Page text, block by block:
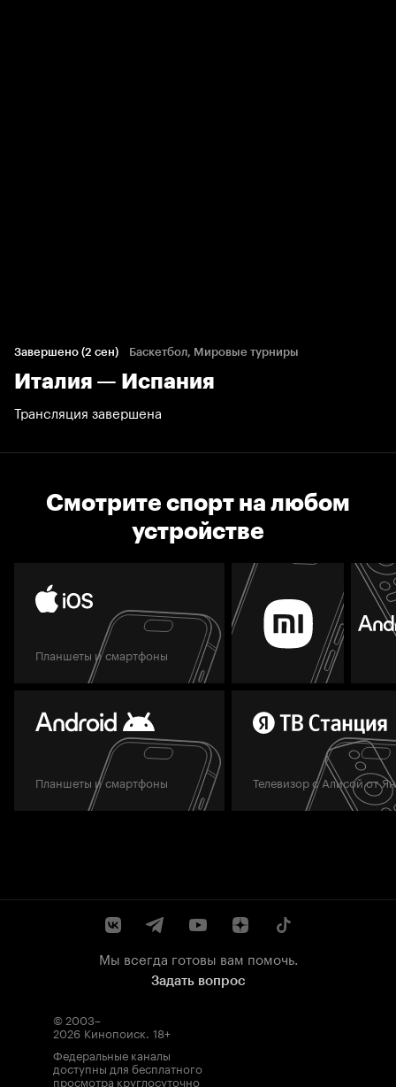
Завершено (2 сен) Баскетбол, Мировые турниры
Италия — Испания
Трансляция завершена
Смотрите спорт на любом
устройстве
Планшеты и смартфоны
Планшеты и смартфоны Телевизор с Алисой от
Мы всегда готовы вам помочь.
Задать вопрос
© 2003–
2026 Кинопоиск. 18+
Федеральные каналы
доступны для бесплатного
просмотра круглосуточно